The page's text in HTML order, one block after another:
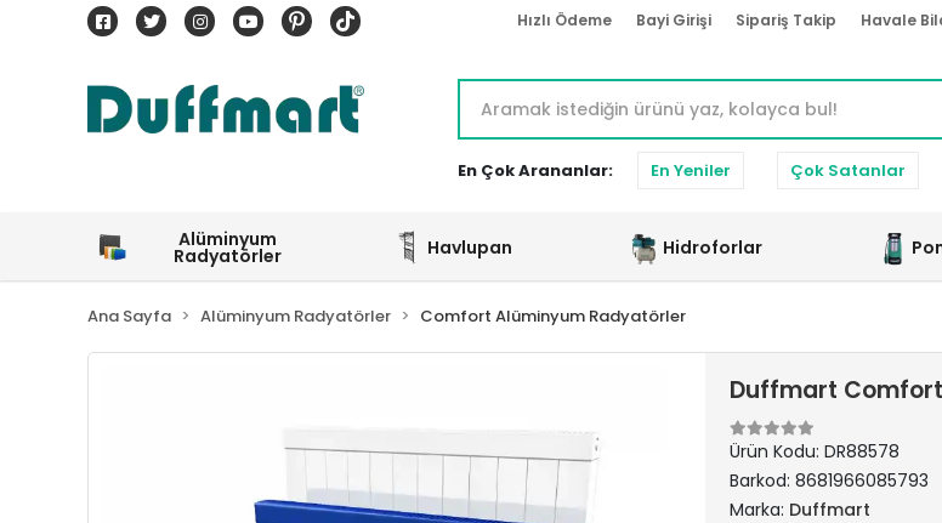
Hızlı Ödeme Bayi Girişi Sipariş Takip Havale
En Çok Arananlar: En Yeniler Çok Satanlar
Alüminyum
Radyatörler Havlupan Hidroforlar
Ana Sayfa Alüminyum Radyatörler Comfort Alüminyum Radyatörler
Duffmart
Ürün Kodu: DR88578
Barkod: 8681966085793
Marka: Duffmart